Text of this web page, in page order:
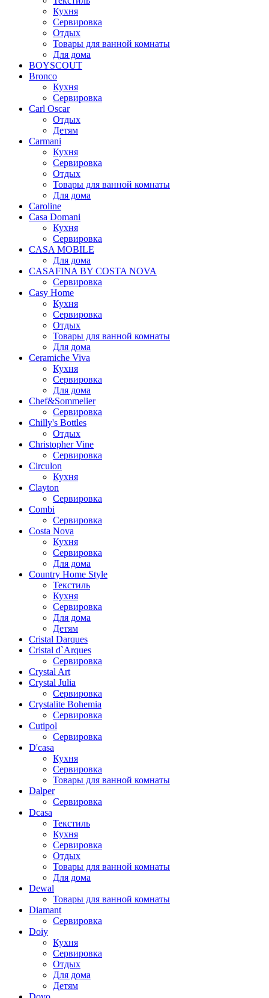
Кухня
Сервировка
Отдых
Товары для ванной комнаты
Для дома
BOYSCOUT
Bronco
Кухня
Сервировка
Carl Oscar
Отдых
Детям
Carmani
Кухня
Сервировка
Отдых
Товары для ванной комнаты
Для дома
Caroline
Casa Domani
Кухня
Сервировка
CASA MOBILE
Для дома
CASAFINA BY COSTA NOVA
Сервировка
Casy Home
Кухня
Сервировка
Отдых
Товары для ванной комнаты
Для дома
Ceramiche Viva
Кухня
Сервировка
Для дома
Chef&Sommelier
Сервировка
Chilly's Bottles
Отдых
Christopher Vine
Сервировка
Circulon
Кухня
Clayton
Сервировка
Combi
Сервировка
Costa Nova
Кухня
Сервировка
Для дома
Country Home Style
Текстиль
Кухня
Сервировка
Для дома
Детям
Cristal Darques
Cristal d`Arques
Сервировка
Crystal Art
Crystal Julia
Сервировка
Crystalite Bohemia
Сервировка
Cutipol
Сервировка
D'casa
Кухня
Сервировка
Товары для ванной комнаты
Dalper
Сервировка
Dcasa
Текстиль
Кухня
Сервировка
Отдых
Товары для ванной комнаты
Для дома
Dewal
Товары для ванной комнаты
Diamant
Сервировка
Doiy
Кухня
Сервировка
Отдых
Для дома
Детям